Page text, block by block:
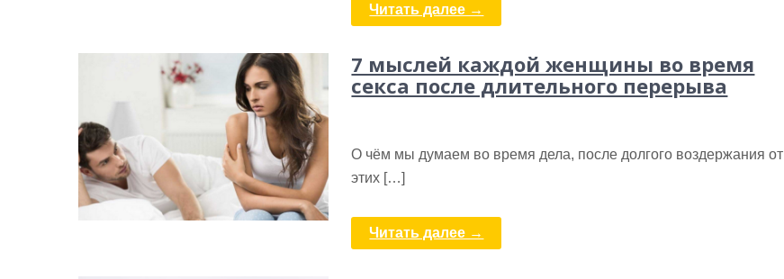
Читать далее →
7 мыслей каждой женщины во время
секса после длительного перерыва
О чём мы думаем во время дела, после долгого воздержания от
этих […]
Читать далее →